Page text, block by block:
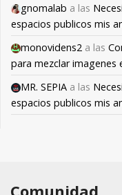
gnomalab a las
espacios publicos mis
monovidens2 a las
para mezclar imagenes
MR. SEPIA a las
espacios publicos mis
Comunidad